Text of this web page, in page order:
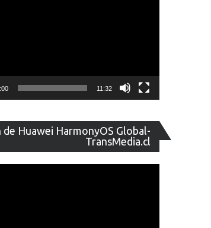
11:32
de Huawei HarmonyOS Global-
TransMedia.cl
de
vídeo